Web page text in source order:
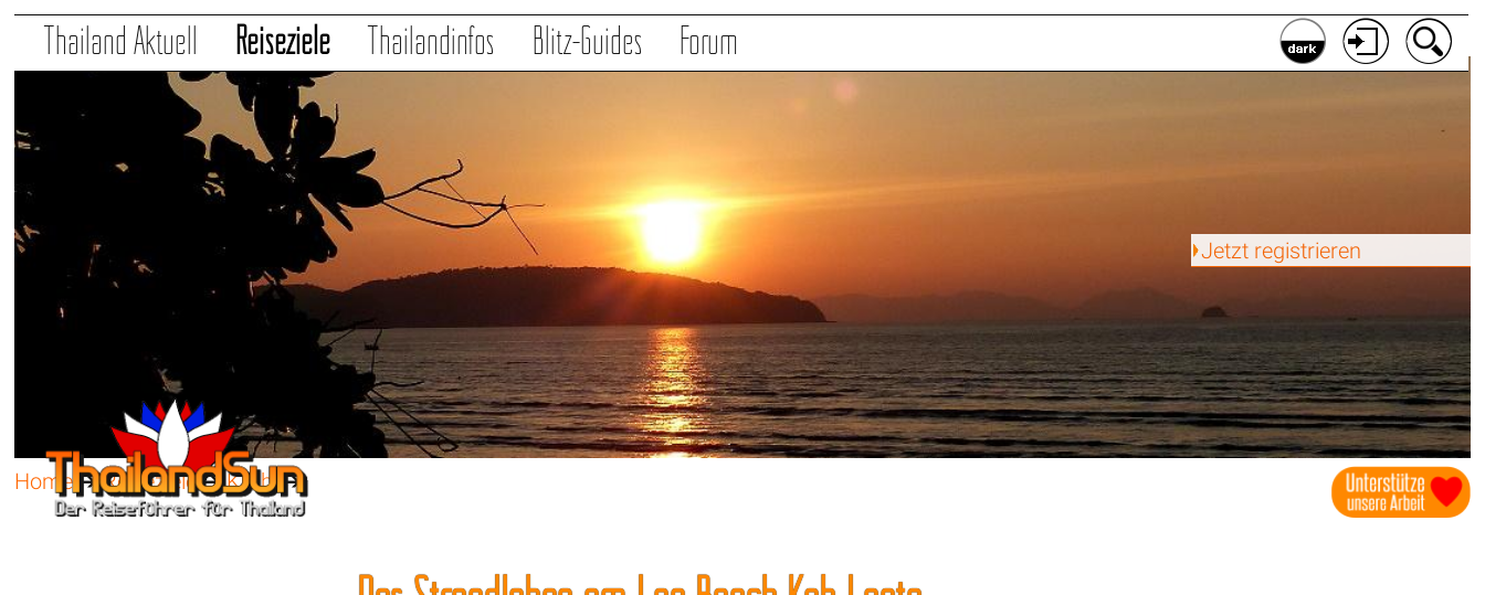
Thailand Aktuell Reiseziele Thailandinfos Blitz-Guides Forum
Jetzt registrieren
Home➔Reiseziele➔Krabi➔